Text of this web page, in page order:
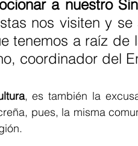
a nuestro
nos visiten y
tenemos a raíz de
coordinador del
, es también la
pues, la misma